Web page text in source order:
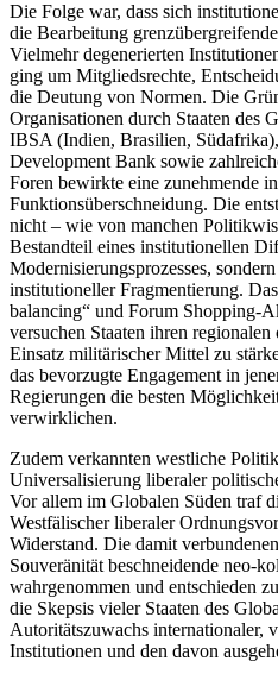
Die Folge war, dass sich
die Bearbeitung
Vielmehr degenerierten
ging um Mitgliedsrechte,
die Deutung von Normen. Die
Organisationen durch Staaten des
IBSA (Indien, Brasilien,
Development Bank sowie
Foren bewirkte eine zunehmende
Funktionsüberschneidung. Die
nicht – wie von manchen
Bestandteil eines institutionellen
Modernisierungsprozesses,
institutioneller Fragmentierung.
balancing“ und Forum Shopping-
versuchen Staaten ihren
Einsatz militärischer Mittel zu
das bevorzugte Engagement in
Regierungen die besten
verwirklichen.
Zudem verkannten westliche
Universalisierung liberaler
Vor allem im Globalen Süden traf
Westfälischer liberaler
Widerstand. Die damit
Souveränität beschneidende neo-
wahrgenommen und entschieden
die Skepsis vieler Staaten des
Autoritätszuwachs internationaler,
Institutionen und den davon